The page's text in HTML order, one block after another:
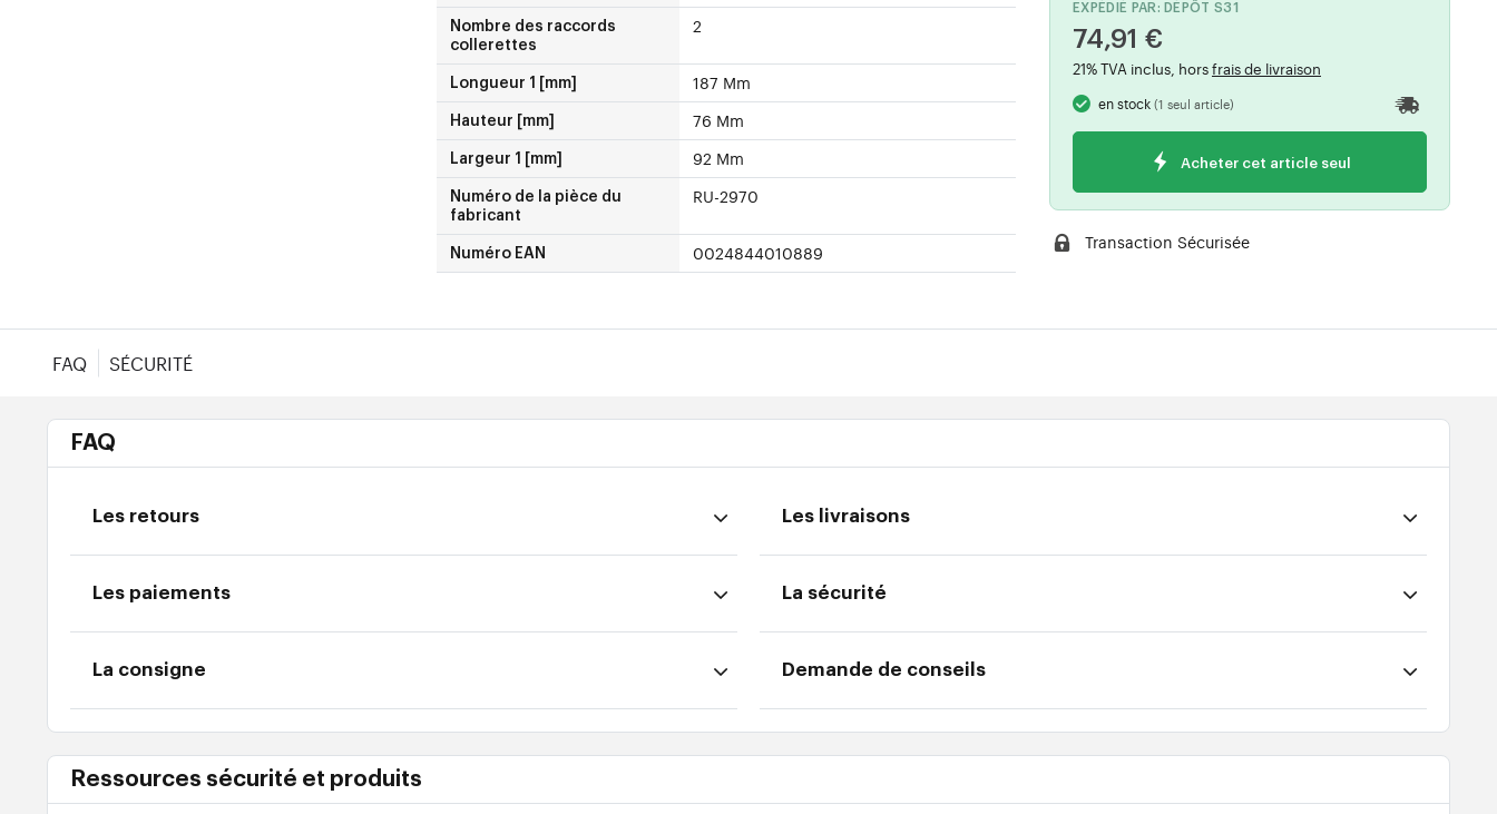
Nombre des raccords
collerettes
2
Longueur 1 [mm] 187 Mm
Hauteur [mm] 76 Mm
Largeur 1 [mm] 92 Mm
Numéro de la pièce du
fabricant
RU-2970
Numéro EAN 0024844010889
EXPÉDIÉ PAR: DÉPÔT S31
74,91 €
21% TVA inclus, horsfrais de livraison
en stock(1 seul article)
Acheter cet article seul
Transaction Sécurisée
FAQ SÉCURITÉ
FAQ
Les retours
Les paiements
La consigne
Les livraisons
La sécurité
Demande de conseils
Ressources sécurité et produits